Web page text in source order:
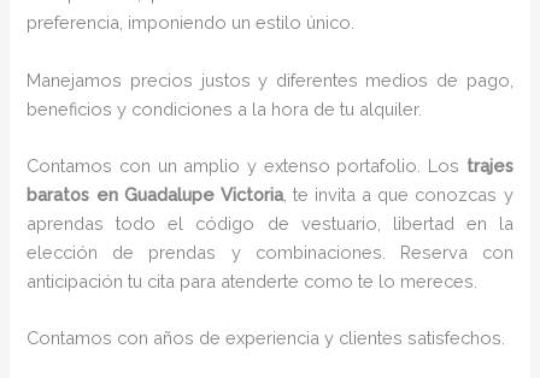
preferencia, imponiendo un estilo único.
Manejamos precios justos y diferentes medios de pago,
beneficios y condiciones a la hora de tu alquiler.
Contamos con un amplio y extenso portafolio. Los trajes
baratos en Guadalupe Victoria, te invita a que conozcas y
aprendas todo el código de vestuario, libertad en la
elección de prendas y combinaciones. Reserva con
anticipación tu cita para atenderte como te lo mereces.
Contamos con años de experiencia y clientes satisfechos.